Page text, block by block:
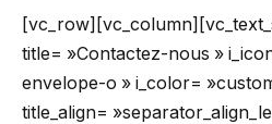
title= »Contactez-nous »
envelope-o » i_color=
title_align=